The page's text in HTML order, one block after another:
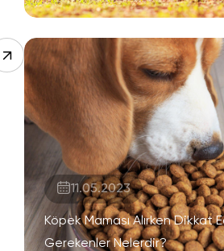
11.05.2023
Köpek Maması Alırken Dikkat
Gerekenler Nelerdir?